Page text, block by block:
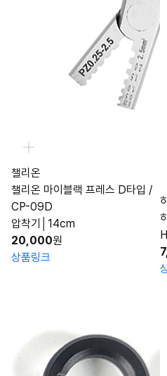
챌리온
챌리온 마이블랙 프레스 D타입 /
CP-09D
압착기│14cm
20,000원
상품링크